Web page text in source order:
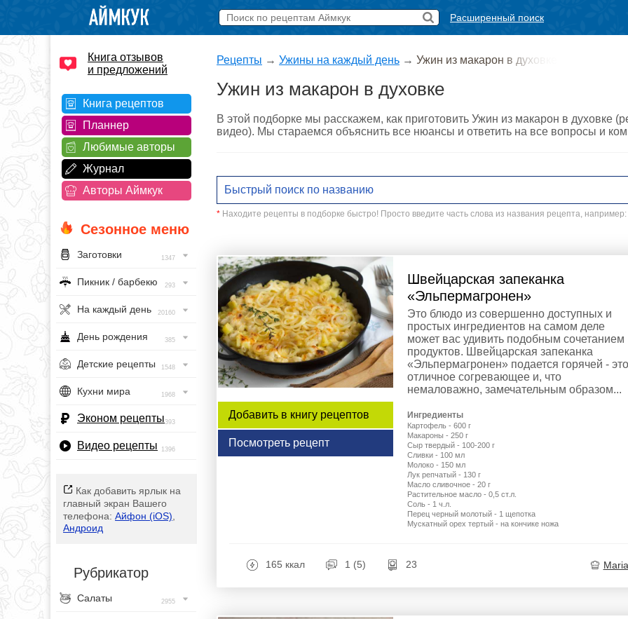
Расширенный поиск
Книга отзывов
и предложений
Книга рецептов
Планнер
Любимые авторы
Журнал
Авторы Аймкук
Сезонное меню
Заготовки 1347
Пикник / барбекю 293
На каждый день 20160
День рождения 385
Детские рецепты 1548
Кухни мира 1968
Эконом рецепты393
Видео рецепты 1396
Как добавить ярлык на
главный экран Вашего
телефона: Айфон (iOS)
Андроид
Рубрикатор
Салаты 2955
Рецепты → Ужины на каждый день → Ужин из макарон в духовке
Ужин из макарон в духовке
В этой подборке мы расскажем, как приготовить Ужин из макарон в духовке
видео). Мы стараемся объяснить все нюансы и ответить на все вопросы и
* Находите рецепты в подборке быстро! Просто введите часть слова из названия рецепта, например:
Добавить в книгу рецептов
Посмотреть рецепт
Швейцарская запеканка
«Эльпермагронен»
Это блюдо из совершенно доступных и
простых ингредиентов на самом деле
может вас удивить подобным сочетанием
продуктов. Швейцарская запеканка
«Эльпермагронен» подается горячей - это
отличное согревающее и, что
немаловажно, замечательным образом...
Ингредиенты
Картофель - 600 г
Макароны - 250 г
Сыр твердый - 100-200 г
Сливки - 100 мл
Молоко - 150 мл
Лук репчатый - 130 г
Масло сливочное - 20 г
Растительное масло - 0,5 ст.л.
Соль - 1 ч.л.
Перец черный молотый - 1 щепотка
Мускатный орех тертый - на кончике ножа
165 ккал 1 (5) 23